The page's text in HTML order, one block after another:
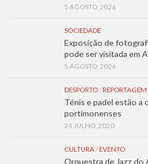
5 AGOSTO, 2026
SOCIEDADE
Exposição de
pode ser visitada em
5 AGOSTO, 2026
DESPORTO/ REPORTAGEM
Ténis e padel estão a
portimonenses
24 JULHO, 2020
CULTURA/ EVENTO
Orquestra de Jazz do